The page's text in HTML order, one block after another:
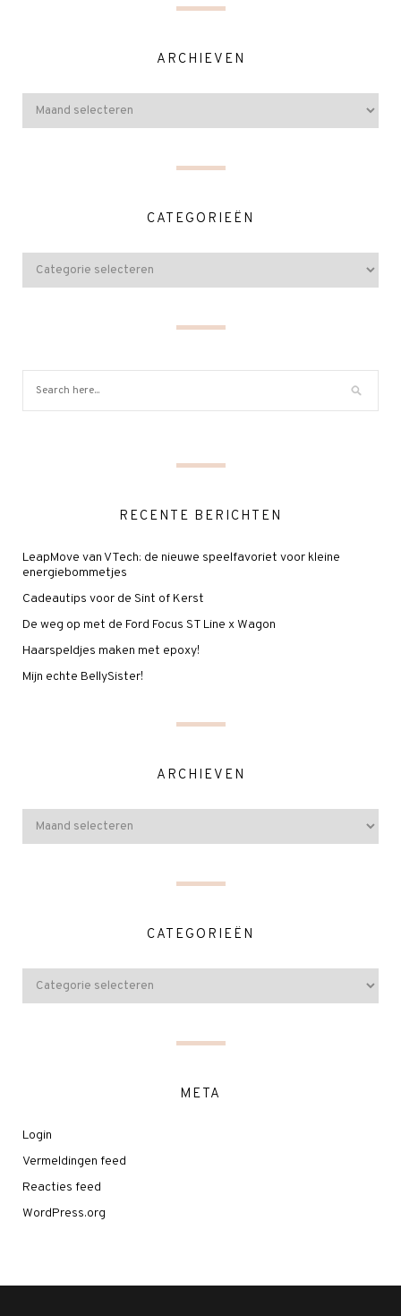
ARCHIEVEN
CATEGORIEËN
RECENTE BERICHTEN
LeapMove van VTech: de nieuwe speelfavoriet voor kleine
energiebommetjes
Cadeautips voor de Sint of Kerst
De weg op met de Ford Focus ST Line x Wagon
Haarspeldjes maken met epoxy!
Mijn echte BellySister!
ARCHIEVEN
CATEGORIEËN
META
Login
Vermeldingen feed
Reacties feed
WordPress.org